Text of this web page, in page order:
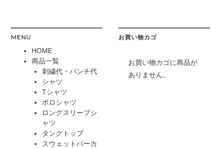
MENU
HOME
商品一覧
刺繍代・パンチ代
シャツ
Tシャツ
ポロシャツ
ロングスリーブシ
ャツ
タンクトップ
スウェットパーカ
お買い物カゴ
お買い物カゴに商品が
ありません。